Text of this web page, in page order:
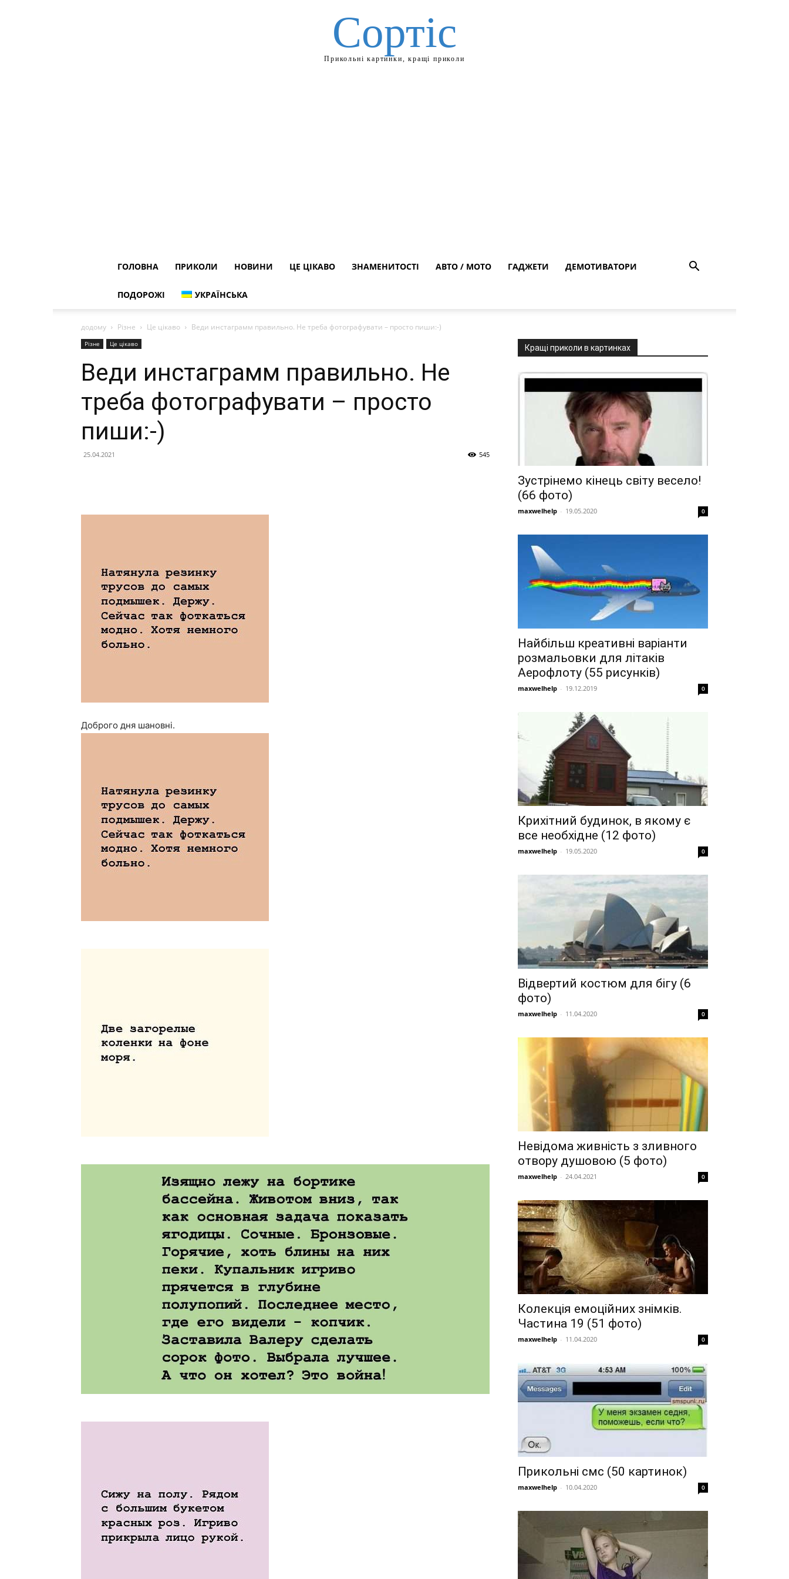
Сортіс
Прикольні картинки, кращі приколи
ГОЛОВНА ПРИКОЛИ НОВИНИ ЦЕ ЦІКАВО ЗНАМЕНИТОСТІ АВТО / МОТО ГАДЖЕТИ ДЕМОТИВАТОРИ
ПОДОРОЖІ УКРАЇНСЬКА
додому Різне Це цікаво Веди инстаграмм правильно. Не треба фотографувати – просто пиши:-)
Різне Це цікаво
Веди инстаграмм правильно. Не
треба фотографувати – просто
пиши:-)
25.04.2021 545
Доброго дня шановні.
Кращі приколи в картинках
Зустрінемо кінець світу весело!
(66 фото)
maxwelhelp - 19.05.2020 0
Найбільш креативні варіанти
розмальовки для літаків
Аерофлоту (55 рисунків)
maxwelhelp - 19.12.2019 0
Крихітний будинок, в якому є
все необхідне (12 фото)
maxwelhelp - 19.05.2020 0
Відвертий костюм для бігу (6
фото)
maxwelhelp - 11.04.2020 0
Невідома живність з зливного
отвору душовою (5 фото)
maxwelhelp - 24.04.2021 0
Колекція емоційних знімків.
Частина 19 (51 фото)
maxwelhelp - 11.04.2020 0
Прикольні смс (50 картинок)
maxwelhelp - 10.04.2020 0